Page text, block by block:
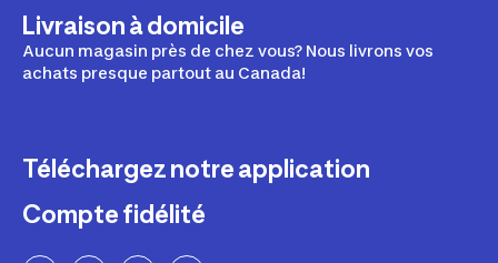
Livraison à domicile
Aucun magasin près de chez vous? Nous livrons vos
achats presque partout au Canada!
Téléchargez notre application
Compte fidélité